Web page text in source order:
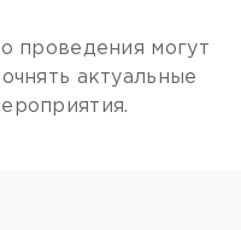
проведения могут
актуальные